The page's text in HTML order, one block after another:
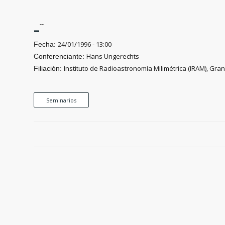
---
Fecha:24/01/1996 - 13:00
Conferenciante:Hans Ungerechts
Filiación:Instituto de Radioastronomía Milimétrica (IRAM),
Seminarios